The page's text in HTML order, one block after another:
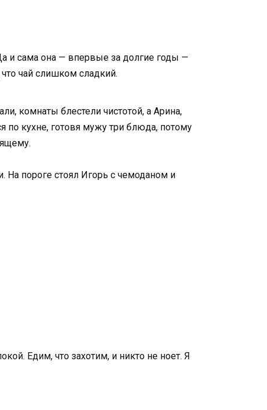
и сама она — впервые за долгие годы —
чай слишком сладкий.
комнаты блестели чистотой, а Арина,
по кухне, готовя мужу три блюда, потому
На пороге стоял Игорь с чемоданом и
Едим, что захотим, и никто не ноет. Я